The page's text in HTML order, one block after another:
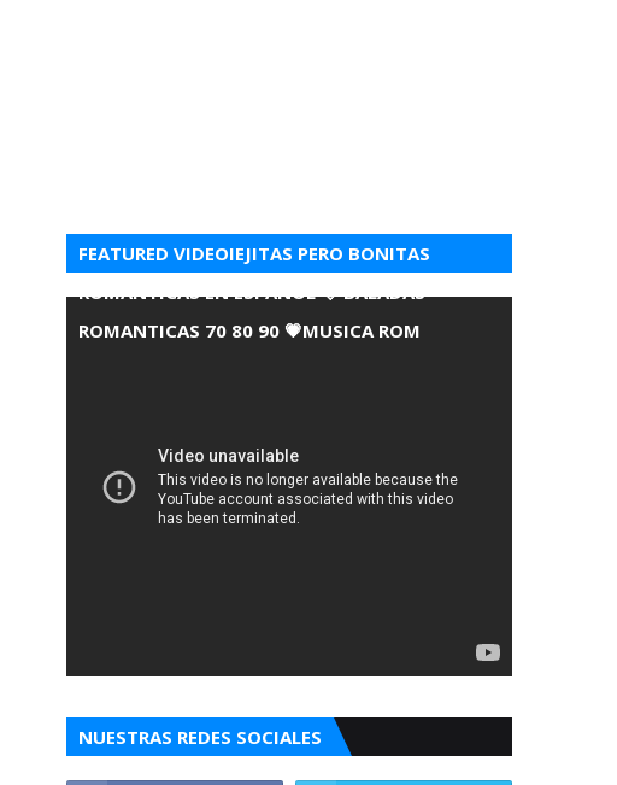
FEATURED VIDEOIEJITAS PERO BONITAS
ROMANTICAS EN ESPANOL 💘 BALADAS
ROMANTICAS 70 80 90 💗MUSICA ROM
NUESTRAS REDES SOCIALES